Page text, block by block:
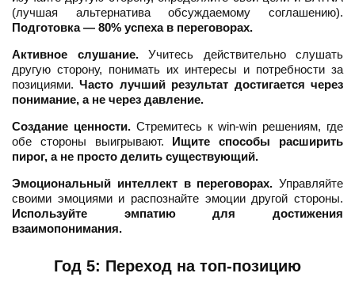
(лучшая альтернатива обсуждаемому соглашению).
Подготовка — 80% успеха в переговорах.
Активное слушание.Учитесь действительно слушать
другую сторону, понимать их интересы и потребности за
позициями.Часто лучший результат достигается через
понимание, а не через давление.
Создание ценности.Стремитесь к win-win решениям, где
обе стороны выигрывают. Ищите способы расширить
пирог, а не просто делить существующий.
Эмоциональный интеллект в переговорах. Управляйте
своими эмоциями и распознайте эмоции другой стороны.
Используйте эмпатию для достижения
взаимопонимания.
Год 5: Переход на топ-позицию